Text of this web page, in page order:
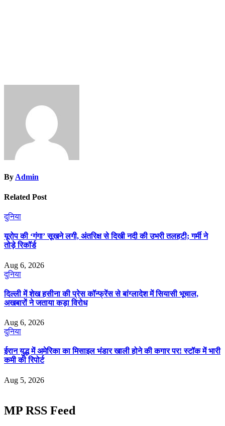
ByAdmin
Related Post
दुनिया
यूरोप की ‘गंगा’ सूखने लगी, अंतरिक्ष से दिखी नदी की उभरी तलहटी; गर्मी ने
तोड़े रिकॉर्ड
Aug 6, 2026
दुनिया
दिल्ली में शेख हसीना की प्रेस कॉन्फ्रेंस से बांग्लादेश में सियासी भूचाल,
अखबारों ने जताया कड़ा विरोध
Aug 6, 2026
दुनिया
ईरान युद्ध में अमेरिका का मिसाइल भंडार खाली होने की कगार पर! स्टॉक में भारी
कमी की रिपोर्ट
Aug 5, 2026
MP RSS Feed